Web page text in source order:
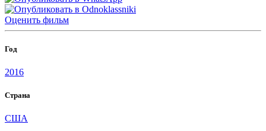
Оценить фильм
Год
2016
Страна
США